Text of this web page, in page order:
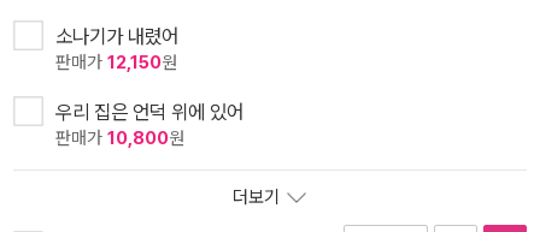
소나기가 내렸어
판매가 12,150원
우리 집은 언덕 위에 있어
판매가 10,800원
더보기